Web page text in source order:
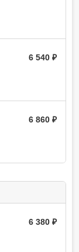
6 540
6 860
6 380